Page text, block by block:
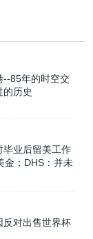
--85年的时空交
的历史
毕业后留美工作
金；DHS：并未
反对出售世界杯